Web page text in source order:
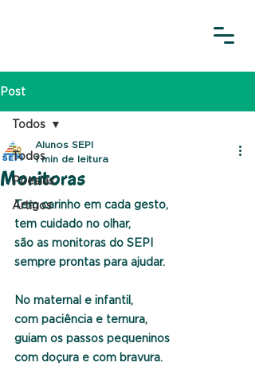
Post
Todos
Poesias
Artigos
Todos
Monitoras
Alunos SEPI
1 min de leitura
Tem carinho em cada gesto,
tem cuidado no olhar,
são as monitoras do SEPI
sempre prontas para ajudar.
No maternal e infantil,
com paciência e ternura,
guiam os passos pequeninos
com doçura e com bravura.